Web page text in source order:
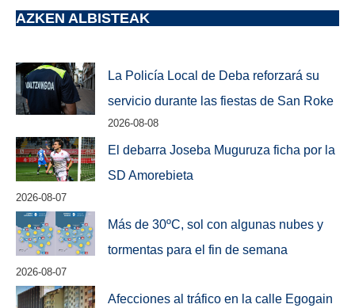
AZKEN ALBISTEAK
La Policía Local de Deba reforzará su
servicio durante las fiestas de San Roke
2026-08-08
El debarra Joseba Muguruza ficha por la
SD Amorebieta
2026-08-07
Más de 30ºC, sol con algunas nubes y
tormentas para el fin de semana
2026-08-07
Afecciones al tráfico en la calle Egogain